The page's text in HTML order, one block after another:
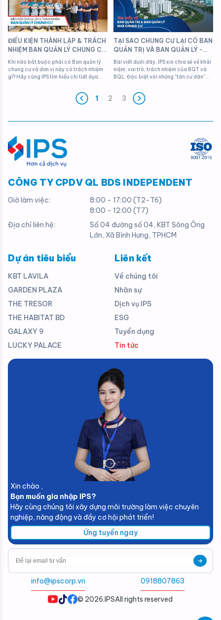
ĐIỀU KIỆN THÀNH LẬP & TRÁCH
NHIỆM BAN QUẢN LÝ CHUNG CƯ
- VẤN ĐỀ MÀ CƯ DÂN NÀO
CŨNG NÊN BIẾT
Khi nào bắt buộc phải có Ban quản lý
chung cư và đơn vị này có trách nhiệm
gì? Hãy cùng IPS tìm hiểu chi tiết dựa
TẠI SAO CHUNG CƯ LẠI CÓ BAN
QUẢN TRỊ VÀ BAN QUẢN LÝ -
NHIỆM VỤ CỦA HỌ LÀ GÌ?
Bài viết dưới đây, IPS xin chia sẻ về khái
niệm, vai trò, trách nhiệm của BQT và
BQL. Đặc biệt với những "tân cư dân"
cư, bài chia sẻ này chính là cuốn cẩm
nang ngắn gọn giúp bạn phân biệt rõ
ràng hai tổ chức, giúp bạn bảo vệ
cách hiệu quả nhất.
1 2 3
CÔNG TY CPDV QL BDS INDEPENDENT
Giờ làm việc:
8:00 - 17:00 (T2-T6)
8:00 - 12:00 (T7)
Địa chỉ liên hệ:
Số 04 đường số 04, KBT Sông Ông
Lớn, Xã Bình Hưng, TPHCM
Dự án tiêu biểu
KBT LAVILA
GARDEN PLAZA
THE TRESOR
THE HABITAT BD
GALAXY 9
LUCKY PALACE
Liên kết
Về chúng tôi
Nhân sự
Dịch vụ IPS
ESG
Tuyển dụng
Tin tức
Xin chào ,
Bạn muốn gia nhập IPS?
Hãy cùng chúng tôi xây dựng môi trường làm việc chuyên
nghiệp, năng động và đầy cơ hội phát triển!
Ứng tuyển ngay
info@ipscorp.vn 0918807863
© 2026.IPSAll rights reserved